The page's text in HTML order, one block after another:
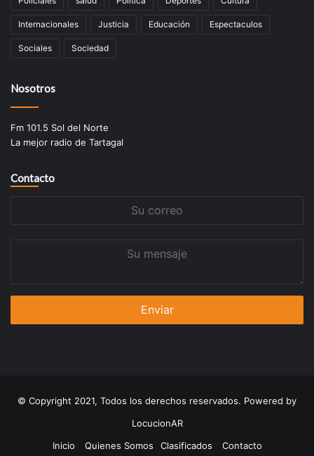
Internacionales Justicia Educación Espectaculos
Sociales Sociedad
Nosotros
Fm 101.5 Sol del Norte
La mejor radio de Tartagal
Contacto
© Copyright 2021, Todos los derechos reservados. Powered by
LocucionAR
Inicio
Quienes Somos Clasificados Contacto